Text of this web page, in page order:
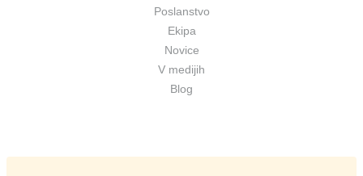
Poslanstvo
Ekipa
Novice
V medijih
Blog